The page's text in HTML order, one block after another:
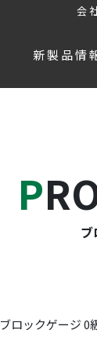
会
新製品情
ブロックゲージ 0